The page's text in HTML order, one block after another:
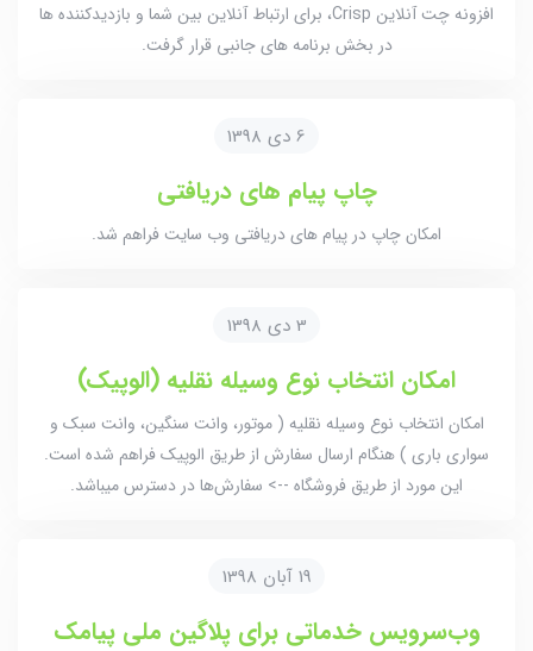
افزونه چت آنلاین Crisp، برای ارتباط آنلاین بین شما و بازدیدکننده ها
در بخش برنامه های جانبی قرار گرفت.
6 دی 1398
چاپ پیام های دریافتی
امکان چاپ در پیام های دریافتی وب سایت فراهم شد.
3 دی 1398
امکان انتخاب نوع وسیله نقلیه (الوپیک)
امکان انتخاب نوع وسیله نقلیه ( موتور، وانت سنگین، وانت سبک و
سواری باری ) هنگام ارسال سفارش از طریق الوپیک فراهم شده است.
این مورد از طریق فروشگاه --> سفارش‌ها در دسترس میباشد.
19 آبان 1398
وب‌سرویس خدماتی برای پلاگین ملی پیامک